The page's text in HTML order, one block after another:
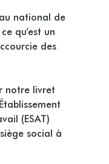
national de
qu’est un
des
notre livret
(ESAT)
social à